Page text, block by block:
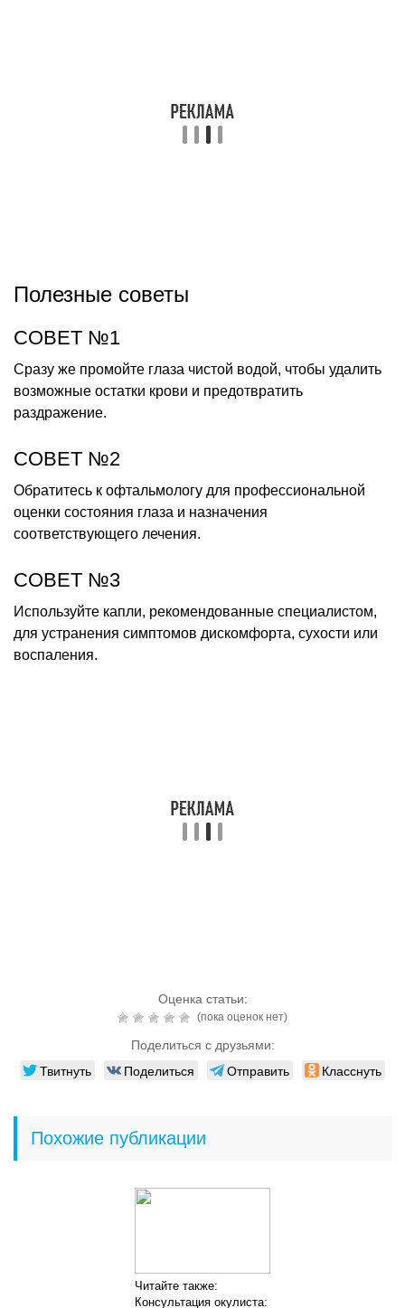
Полезные советы
СОВЕТ №1
Сразу же промойте глаза чистой водой, чтобы удалить
возможные остатки крови и предотвратить
раздражение.
СОВЕТ №2
Обратитесь к офтальмологу для профессиональной
оценки состояния глаза и назначения
соответствующего лечения.
СОВЕТ №3
Используйте капли, рекомендованные специалистом,
для устранения симптомов дискомфорта, сухости или
воспаления.
Оценка статьи:
(пока оценок нет)
Поделиться с друзьями:
Твитнуть Поделиться Отправить Класснуть
Похожие публикации
Читайте также:
Консультация окулиста: